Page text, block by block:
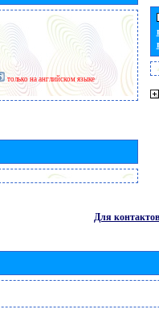
только на английском языке
Для контактов